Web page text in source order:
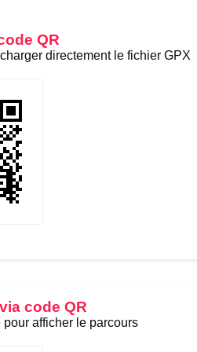
QR
directement le fichier GPX
code QR
afficher le parcours